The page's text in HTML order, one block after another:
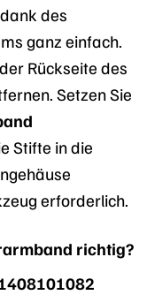
des
ganz einfach.
Rückseite des
Setzen Sie
Stifte in die
erforderlich.
richtig?